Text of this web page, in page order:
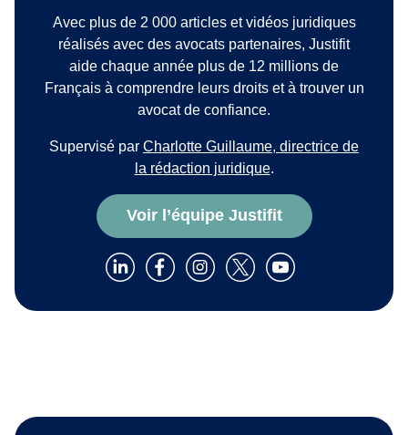
Avec plus de 2 000 articles et vidéos juridiques
réalisés avec des avocats partenaires, Justifit
aide chaque année plus de 12 millions de
Français à comprendre leurs droits et à trouver un
avocat de confiance.
Supervisé par Charlotte Guillaume, directrice de
la rédaction juridique.
Voir l’équipe Justifit